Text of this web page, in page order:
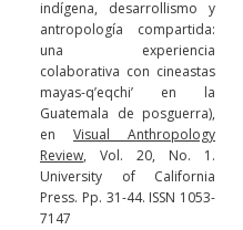
indígena, desarrollismo y
antropología compartida:
una experiencia
colaborativa con cineastas
mayas-q’eqchi’ en la
Guatemala de posguerra),
en Visual Anthropology
Review, Vol. 20, No. 1.
University of California
Press. Pp. 31-44. ISSN 1053-
7147